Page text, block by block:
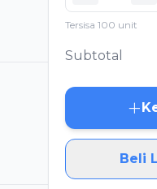
Tersisa 100 unit
Subtotal
Beli